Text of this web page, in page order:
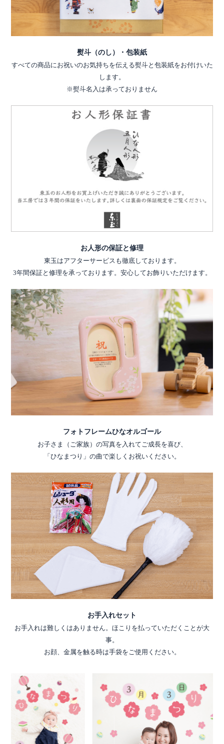
熨斗（のし）・包装紙
すべての商品にお祝いのお気持ちを伝える熨斗と包装紙をお付けいた
します。
※熨斗名入は承っておりません
お人形の保証と修理
東玉はアフターサービスも徹底しております。
3年間保証と修理を承っております。安心してお飾りいただけます。
フォトフレームひなオルゴール
お子さま（ご家族）の写真を入れてご成長を喜び、
「ひなまつり」の曲で楽しくお祝いください。
お手入れセット
お手入れは難しくはありません。ほこりを払っていただくことが大
事。
お顔、金属を触る時は手袋をご使用ください。